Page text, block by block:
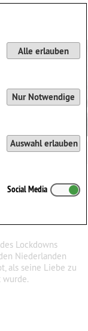
Lockdowns
Niederlanden
als seine Liebe zu
Alle erlauben
Nur Notwendige
Auswahl erlauben
Social Media